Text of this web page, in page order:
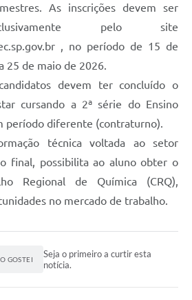
As inscrições devem ser
pelo site
, no período de 15 de
25 de maio de 2026.
devem ter concluído o
cursando a 2ª série do Ensino
período diferente (contraturno).
técnica voltada ao setor
final, possibilita ao aluno obter o
Regional de Química (CRQ),
no mercado de trabalho.
GOSTEI
Seja o primeiro a curtir esta
notícia.